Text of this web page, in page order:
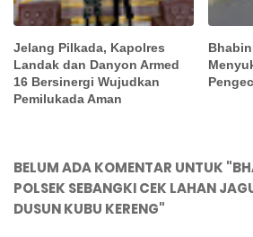
Jelang Pilkada, Kapolres
Landak dan Danyon Armed
16 Bersinergi Wujudkan
Pemilukada Aman
BELUM ADA KOMENTAR UNTUK
POLSEK SEBANGKI CEK LAHAN
DUSUN KUBU KERENG"